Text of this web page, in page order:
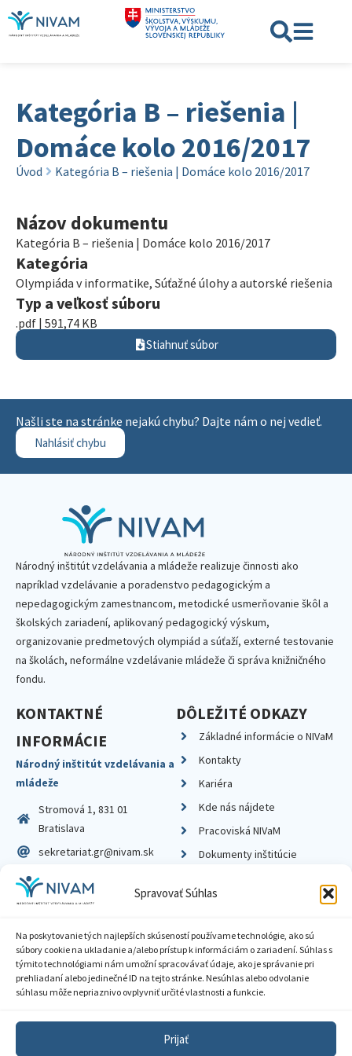
Spravovať Súhlas
Na poskytovanie tých najlepších skúseností používame technológie, ako sú
súbory cookie na ukladanie a/alebo prístup k informáciám o zariadení. Súhlas s
týmito technológiami nám umožní spracovávať údaje, ako je správanie pri
prehliadaní alebo jedinečné ID na tejto stránke. Nesúhlas alebo odvolanie
súhlasu môže nepriaznivo ovplyvniť určité vlastnosti a funkcie.
Prijať
Kategória B – riešenia |
Domáce kolo 2016/2017
Úvod Kategória B – riešenia | Domáce kolo 2016/2017
Názov dokumentu
Kategória B – riešenia | Domáce kolo 2016/2017
Kategória
Olympiáda v informatike, Súťažné úlohy a autorské riešenia
Typ a veľkosť súboru
.pdf | 591,74 KB
Stiahnuť súbor
Našli ste na stránke nejakú chybu? Dajte nám o nej vedieť.
Nahlásiť chybu
Národný inštitút vzdelávania a mládeže realizuje činnosti ako
napríklad vzdelávanie a poradenstvo pedagogickým a
nepedagogickým zamestnancom, metodické usmerňovanie škôl a
školských zariadení, aplikovaný pedagogický výskum,
organizovanie predmetových olympiád a súťaží, externé testovanie
na školách, neformálne vzdelávanie mládeže či správa knižničného
fondu.
KONTAKTNÉ
INFORMÁCIE
Národný inštitút vzdelávania a
mládeže
Stromová 1, 831 01
Bratislava
sekretariat.gr@nivam.sk
IČO: 00164348
DIČ: 2020798714
DÔLEŽITÉ ODKAZY
Základné informácie o NIVaM
Kontakty
Kariéra
Kde nás nájdete
Pracoviská NIVaM
Dokumenty inštitúcie
Zásady ochrany súkromia
Sprístupnenie informácií